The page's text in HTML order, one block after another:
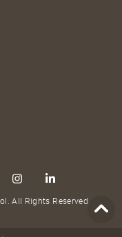
All Rights Reserved.